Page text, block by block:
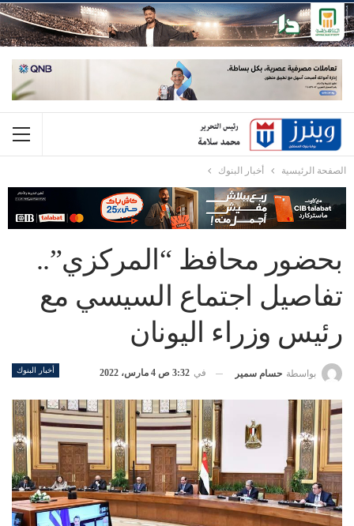
الصفحة الرئيسية أخبار البنوك
بحضور محافظ “المركزي”..
تفاصيل اجتماع السيسي مع
رئيس وزراء اليونان
أخبار البنوك بواسطة حسام سمير في 3:32 ص 4 مارس، 2022